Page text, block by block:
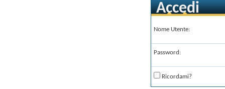
Accedi
Nome Utente:
Password:
Ricordami?